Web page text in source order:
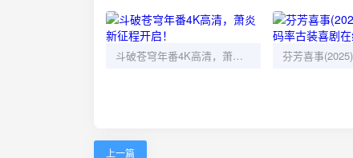
斗破苍穹年番4K高清，萧炎新征程开启！
上一篇